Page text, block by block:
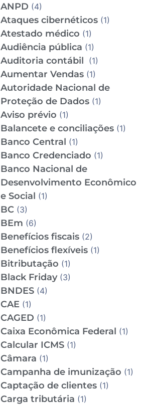
ANPD (4)
Ataques cibernéticos(1)
Atestado médico (1)
Audiência pública (1)
Auditoria contábil (1)
Aumentar Vendas(1)
Autoridade Nacional de
Proteção de Dados(1)
Aviso prévio (1)
Balancete e conciliações(1)
Banco Central (1)
Banco Credenciado (1)
Banco Nacional de
Desenvolvimento Econômico
e Social (1)
BC(3)
BEm (6)
Benefícios fiscais(2)
Benefícios flexíveis(1)
Bitributação (1)
Black Friday(3)
BNDES(4)
CAE (1)
CAGED (1)
Caixa Econômica Federal (1)
Calcular ICMS(1)
Câmara (1)
Campanha de imunização (1)
Captação de clientes(1)
Carga tributária (1)